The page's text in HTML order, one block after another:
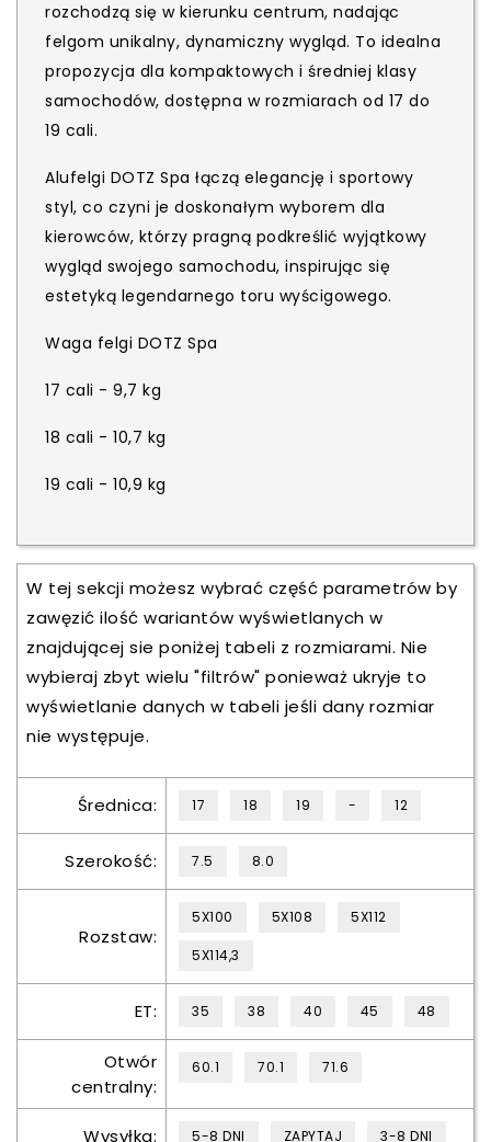
rozchodzą się w kierunku centrum, nadając
felgom unikalny, dynamiczny wygląd. To idealna
propozycja dla kompaktowych i średniej klasy
samochodów, dostępna w rozmiarach od 17 do
19 cali.
Alufelgi DOTZ Spa łączą elegancję i sportowy
styl, co czyni je doskonałym wyborem dla
kierowców, którzy pragną podkreślić wyjątkowy
wygląd swojego samochodu, inspirując się
estetyką legendarnego toru wyścigowego.
Waga felgi DOTZ Spa
17 cali - 9,7 kg
18 cali - 10,7 kg
19 cali - 10,9 kg
W tej sekcji możesz wybrać część parametrów by
zawęzić ilość wariantów wyświetlanych w
znajdującej sie poniżej tabeli z rozmiarami. Nie
wybieraj zbyt wielu "filtrów" ponieważ ukryje to
wyświetlanie danych w tabeli jeśli dany rozmiar
nie występuje.
Średnica: 17 18 19 - 12
Szerokość: 7.5 8.0
Rozstaw:
5X100 5X108 5X112
5X114,3
ET: 35 38 40 45 48
Otwór
centralny:
60.1 70.1 71.6
Wysyłka: 5-8 DNI ZAPYTAJ 3-8 DNI